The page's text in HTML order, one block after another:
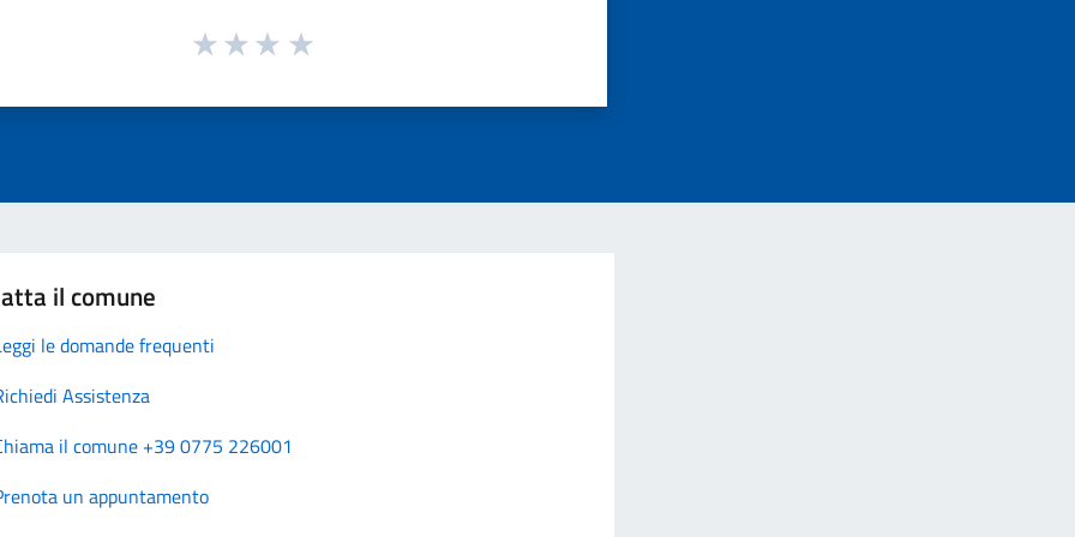
il comune
le domande frequenti
Assistenza
il comune +39 0775 226001
un appuntamento